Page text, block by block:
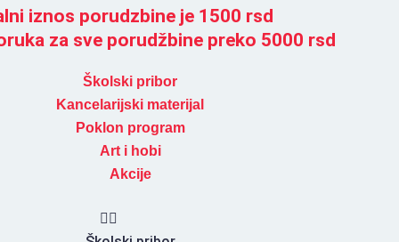
iznos porudzbine je 1500 rsd
za sve porudžbine preko 5000 rsd
Školski pribor
Kancelarijski materijal
Poklon program
Art i hobi
Akcije